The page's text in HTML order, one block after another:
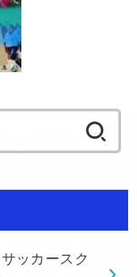
ッカースク